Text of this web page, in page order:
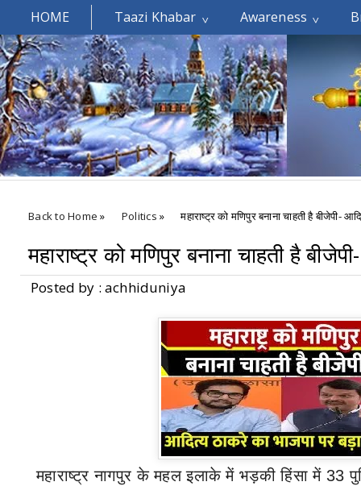
HOME Taazi Khabar Awareness
Welcomes You.....
Back to Home » Politics » महाराष्ट्र को मणिपुर बनाना चाहती है बीजेपी-
महाराष्ट्र को मणिपुर बनाना चाहती है
Posted by : achhiduniya
महाराष्ट्रनागपुर के महल इलाके में भड़की हिंसा में 33